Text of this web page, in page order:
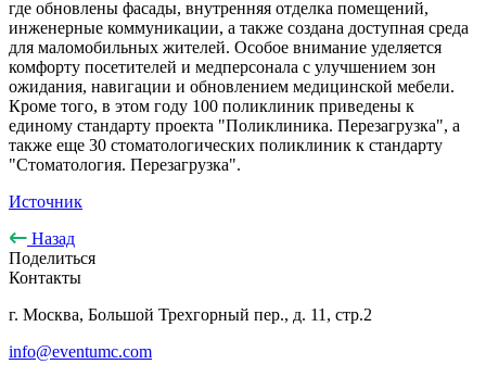
где обновлены фасады, внутренняя отделка помещений,
инженерные коммуникации, а также создана доступная среда
для маломобильных жителей. Особое внимание уделяется
комфорту посетителей и медперсонала с улучшением зон
ожидания, навигации и обновлением медицинской мебели.
Кроме того, в этом году 100 поликлиник приведены к
единому стандарту проекта "Поликлиника. Перезагрузка", а
также еще 30 стоматологических поликлиник к стандарту
"Стоматология. Перезагрузка".
Источник
Назад
Поделиться
Контакты
г. Москва, Большой Трехгорный пер., д. 11, стр.2
info@eventumc.com